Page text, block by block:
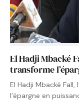
El Hadji Mbacké
transforme
El Hadji Mbacké
l’épargne en